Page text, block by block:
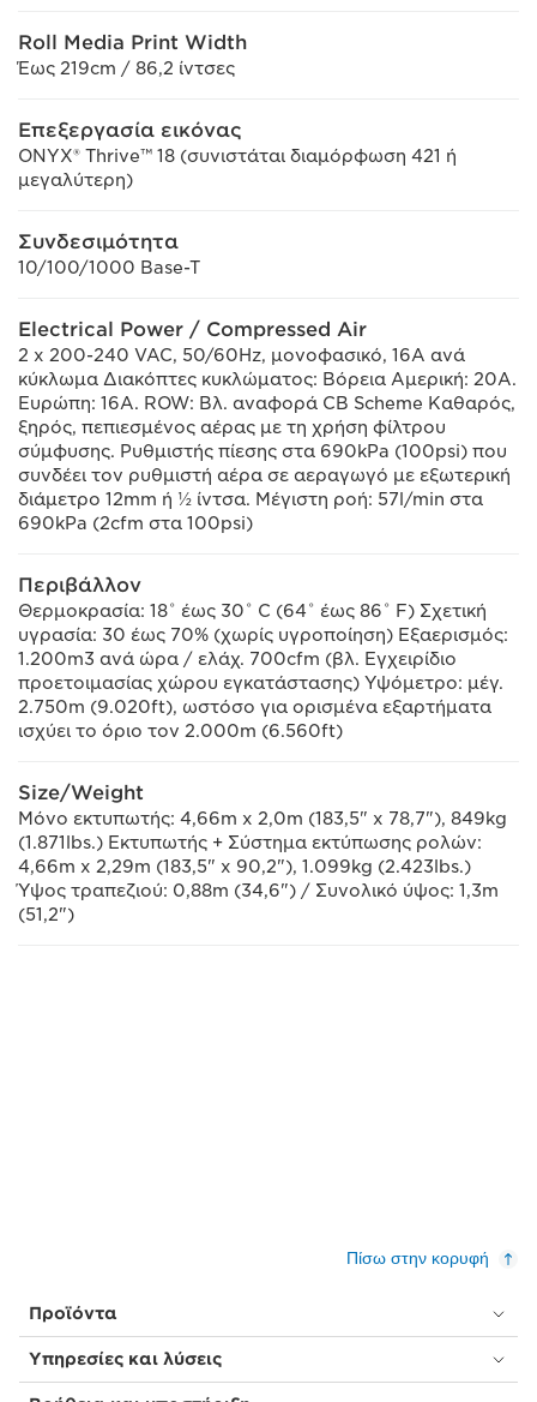
Roll Media Print Width
Έως 219cm / 86,2 ίντσες
Επεξεργασία εικόνας
ONYX® Thrive™ 18 (συνιστάται διαμόρφωση 421 ή
μεγαλύτερη)
Συνδεσιμότητα
10/100/1000 Base-T
Electrical Power / Compressed Air
2 x 200-240 VAC, 50/60Hz, μονοφασικό, 16A ανά
κύκλωμα Διακόπτες κυκλώματος: Βόρεια Αμερική: 20A.
Ευρώπη: 16A. ROW: Βλ. αναφορά CB Scheme Καθαρός,
ξηρός, πεπιεσμένος αέρας με τη χρήση φίλτρου
σύμφυσης. Ρυθμιστής πίεσης στα 690kPa (100psi) που
συνδέει τον ρυθμιστή αέρα σε αεραγωγό με εξωτερική
διάμετρο 12mm ή ½ ίντσα. Μέγιστη ροή: 57l/min στα
690kPa (2cfm στα 100psi)
Περιβάλλον
Θερμοκρασία: 18˚ έως 30˚ C (64˚ έως 86˚ F) Σχετική
υγρασία: 30 έως 70% (χωρίς υγροποίηση) Εξαερισμός:
1.200m3 ανά ώρα / ελάχ. 700cfm (βλ. Εγχειρίδιο
προετοιμασίας χώρου εγκατάστασης) Υψόμετρο: μέγ.
2.750m (9.020ft), ωστόσο για ορισμένα εξαρτήματα
ισχύει το όριο τον 2.000m (6.560ft)
Size/Weight
Μόνο εκτυπωτής: 4,66m x 2,0m (183,5" x 78,7"), 849kg
(1.871lbs.) Εκτυπωτής + Σύστημα εκτύπωσης ρολών:
4,66m x 2,29m (183,5" x 90,2"), 1.099kg (2.423lbs.)
Ύψος τραπεζιού: 0,88m (34,6") / Συνολικό ύψος: 1,3m
(51,2")
Πίσω στην κορυφή
Προϊόντα
Υπηρεσίες και λύσεις